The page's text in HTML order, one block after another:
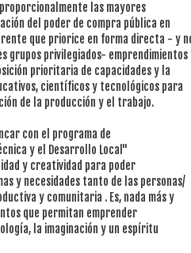
las mayores
del poder de compra pública en
que priorice en forma directa - y
grupos privilegiados- emprendimientos
prioritaria de capacidades y la
científicos y tecnológicos para
de la producción y el trabajo.
con el programa de
y el Desarrollo Local"
y creatividad para poder
y necesidades tanto de las personas/
y comunitaria . Es, nada más y
que permitan emprender
la imaginación y un espíritu